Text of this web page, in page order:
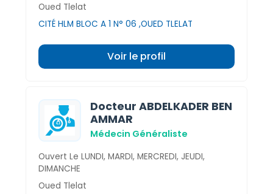
Oued Tlelat
CITÉ HLM BLOC A 1 N° 06 ,OUED TLELAT
Voir le profil
Docteur ABDELKADER BEN
AMMAR
Médecin Généraliste
Ouvert Le LUNDI, MARDI, MERCREDI, JEUDI,
DIMANCHE
Oued Tlelat